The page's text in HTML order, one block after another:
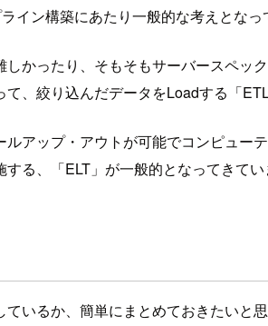
イン構築にあたり一般的な考えとなっ
かったり、そもそもサーバースペ
、絞り込んだデータをLoadする「
アップ・アウトが可能でコンピュ
る、「ELT」が一般的となってきてい
いるか、簡単にまとめておきたいと思